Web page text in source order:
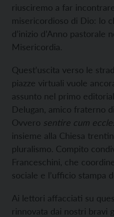
riusciremo a far
misericordioso di Dio: lo
d’inizio d’Anno pastorale
Misericordia.
Quest’uscita verso le
piazze virtuali vuole
assunto nel primo
Delugan, amico fraterno
Ovvero sentire cum
insieme alla Chiesa
pluralismo. Compito
Franceschini, che
sociale e l’ufficio stampa
Ai lettori affacciati su
rinnovata dai nostri bravi